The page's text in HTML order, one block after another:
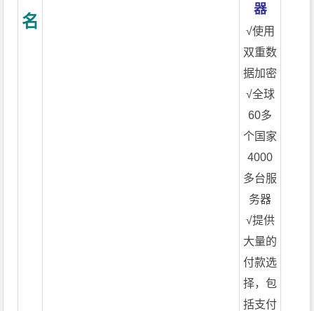
名
器
√使用
双重数
据加密
√全球
60多
个国家
4000
多台服
务器
√提供
大量的
付款选
择，包
括支付